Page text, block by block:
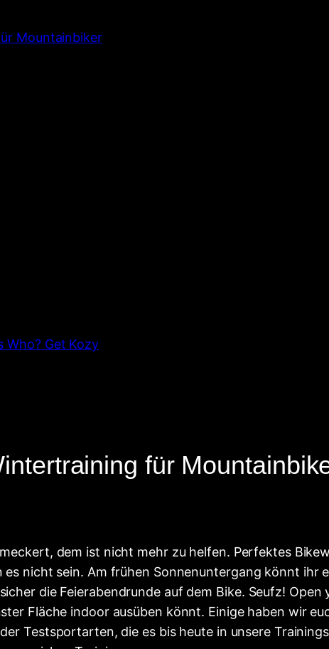
Who? Get Kozy
für
dem ist nicht mehr zu helfen. Perfektes
es nicht sein. Am frühen Sonnenuntergang könnt ihr
die Feierabendrunde auf dem Bike. Seufz!
Fläche indoor ausüben könnt. Einige haben wir
Testsportarten, die es bis heute in unsere